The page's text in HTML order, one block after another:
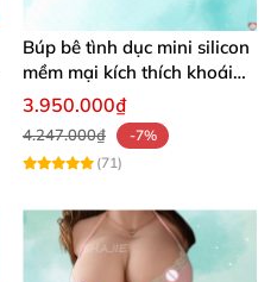
Búp bê tình dục mini silicon
mềm mại kích thích khoái
cảm cực đỉnh
3.950.000₫
4.247.000₫
-7%
(71)